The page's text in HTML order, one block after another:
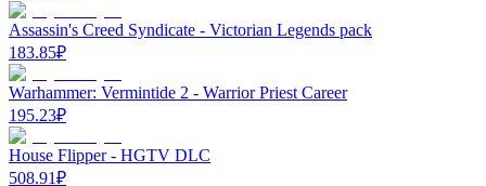
Assassin's Creed Syndicate - Victorian Legends pack
183.85₽
Warhammer: Vermintide 2 - Warrior Priest Career
195.23₽
House Flipper - HGTV DLC
508.91₽